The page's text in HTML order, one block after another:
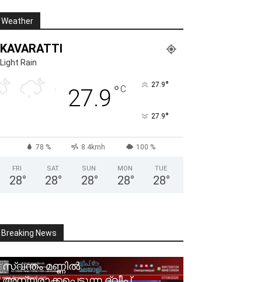
Weather
KAVARATTI
Light Rain
27.9 °C 27.9°
27.9°
78 % 8.4kmh 100 %
FRI
28°
SAT
28°
SUN
28°
MON
28°
TUE
28°
Breaking News
സ്വന്തം മണ്ണിൽ